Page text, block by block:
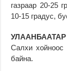
газраар 20-25
10-15 градус,
Салхи хойноос
байна.